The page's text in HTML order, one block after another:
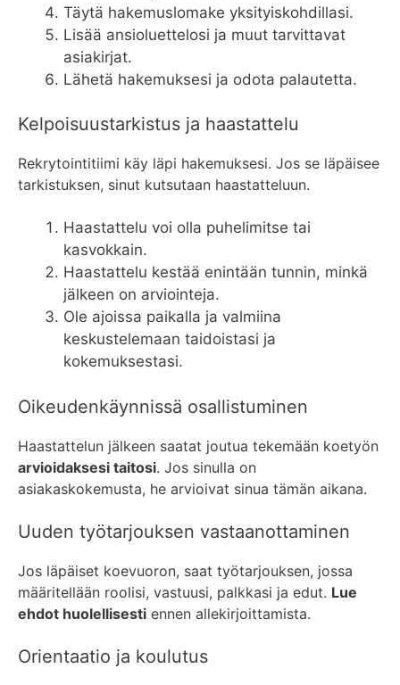
Täytä hakemuslomake yksityiskohdillasi.
Lisää ansioluettelosi ja muut tarvittavat
asiakirjat.
Lähetä hakemuksesi ja odota palautetta.
Kelpoisuustarkistus ja haastattelu
Rekrytointitiimi käy läpi hakemuksesi. Jos se läpäisee
tarkistuksen, sinut kutsutaan haastatteluun.
Haastattelu voi olla puhelimitse tai
kasvokkain.
Haastattelu kestää enintään tunnin, minkä
jälkeen on arviointeja.
Ole ajoissa paikalla ja valmiina
keskustelemaan taidoistasi ja
kokemuksestasi.
Oikeudenkäynnissä osallistuminen
Haastattelun jälkeen saatat joutua tekemään koetyön
arvioidaksesi taitosi. Jos sinulla on
asiakaskokemusta, he arvioivat sinua tämän aikana.
Uuden työtarjouksen vastaanottaminen
Jos läpäiset koevuoron, saat työtarjouksen, jossa
määritellään roolisi, vastuusi, palkkasi ja edut. Lue
ehdot huolellisesti ennen allekirjoittamista.
Orientaatio ja koulutus